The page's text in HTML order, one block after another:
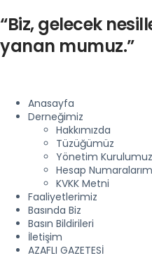
“Biz, gelecek
yanan mumuz.”
Anasayfa
Derneğimiz
Hakkımızda
Tüzüğümüz
Yönetim Kurulumuz
Hesap
KVKK Metni
Faaliyetlerimiz
Basında Biz
Basın Bildirileri
İletişim
AZAFLI GAZETESİ